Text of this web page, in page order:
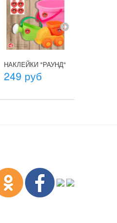
НАКЛЕЙКИ "РАУНД"
249 руб